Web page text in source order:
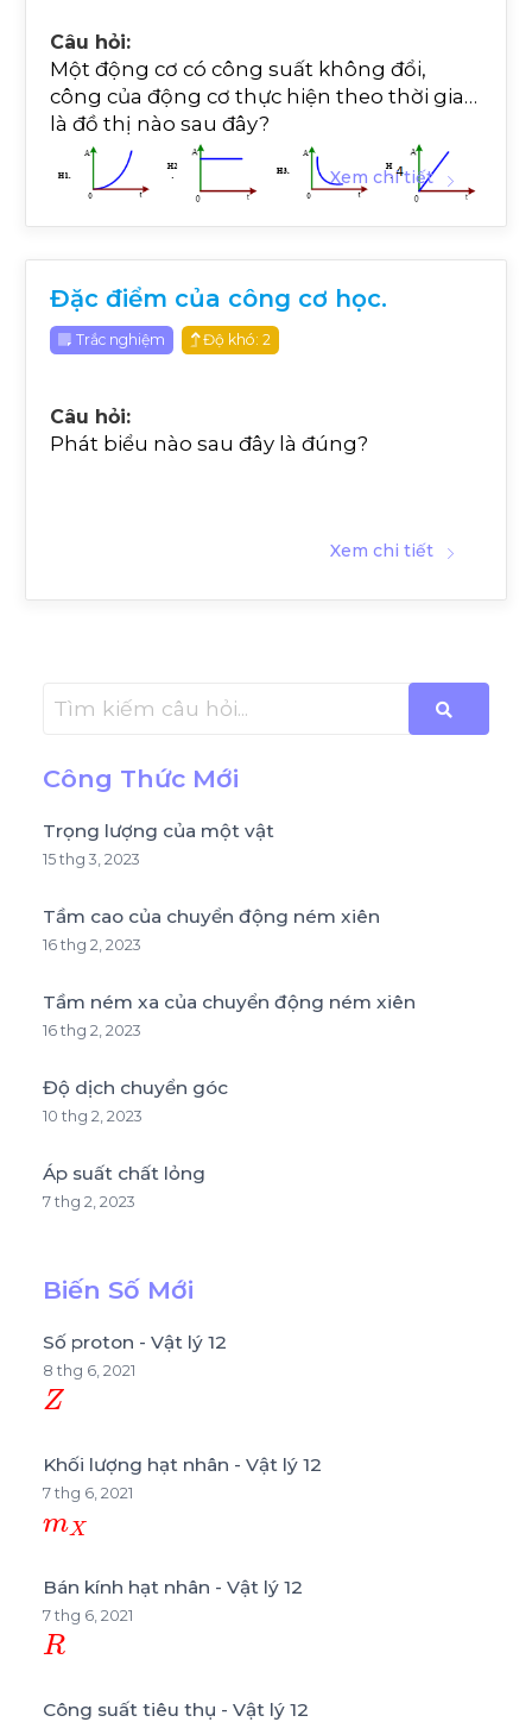
Câu hỏi:
Một động cơ có công suất không đổi,
công của động cơ thực hiện theo thời gian
là đồ thị nào sau đây?
Xem chi tiết
Đặc điểm của công cơ học.
Trắc nghiệm Độ khó: 2
Câu hỏi:
Phát biểu nào sau đây là đúng?
Xem chi tiết
Công Thức Mới
Trọng lượng của một vật
15 thg 3, 2023
Tầm cao của chuyển động ném xiên
16 thg 2, 2023
Tầm ném xa của chuyển động ném xiên
16 thg 2, 2023
Độ dịch chuyển góc
10 thg 2, 2023
Áp suất chất lỏng
7 thg 2, 2023
Biến Số Mới
Số proton - Vật lý 12
8 thg 6, 2021
Z
Khối lượng hạt nhân - Vật lý 12
7 thg 6, 2021
mX
Bán kính hạt nhân - Vật lý 12
7 thg 6, 2021
R
Công suất tiêu thụ - Vật lý 12